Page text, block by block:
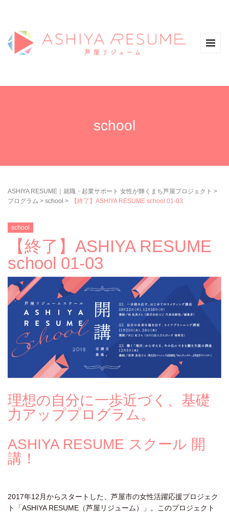
school
ASHIYA RESUME｜就職・起業サポート 女性が輝くまち芦屋プロジェクト >
プログラム > school > 【終了】ASHIYA RESUME school 01-03
school
【終了】ASHIYA RESUME
school 01-03
理想の自分に一歩近づく、基礎
力アッププログラム。
ASHIYA RESUME スクール 開
講！
2017年12月からスタートした、芦屋市の女性活躍応援プロジェク
ト「ASHIYA RESUME（芦屋リジューム）」。このプロジェクト